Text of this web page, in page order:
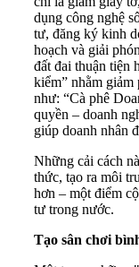
dụng công nghệ
tư, đăng ký kinh
hoạch và giải
đất đai thuận tiện
kiểm” nhằm
như: “Cà phê
quyền – doanh
giúp doanh nhân
Những cải cách
thức, tạo ra môi
hơn – một điểm
tư trong nước.
Tạo sân chơi